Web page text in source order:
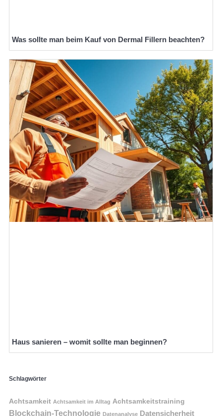
Was sollte man beim Kauf von Dermal Fillern beachten?
Haus sanieren – womit sollte man beginnen?
Schlagwörter
Achtsamkeit Achtsamkeit im Alltag Achtsamkeitstraining
Blockchain-Technologie Datenanalyse Datensicherheit